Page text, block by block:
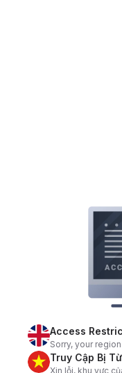
Access
Sorry, your
Truy Cập Bị
Xin lỗi, khu vực